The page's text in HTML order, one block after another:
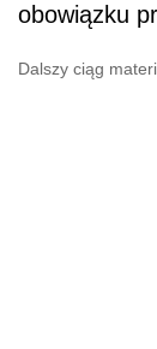
obowiązku
Dalszy ciąg